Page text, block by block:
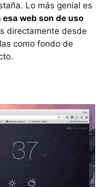
Lo más genial es
web son de uso
directamente desde
como fondo de